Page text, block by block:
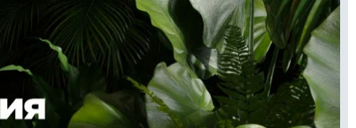
ТУРИЗМ
ПОТРЕБИТЕЛЯ ВСЕ О КП